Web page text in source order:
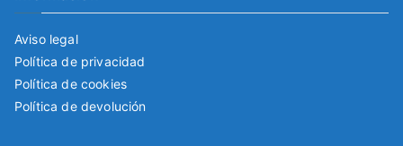
Aviso legal
Política de privacidad
Política de cookies
Política de devolución